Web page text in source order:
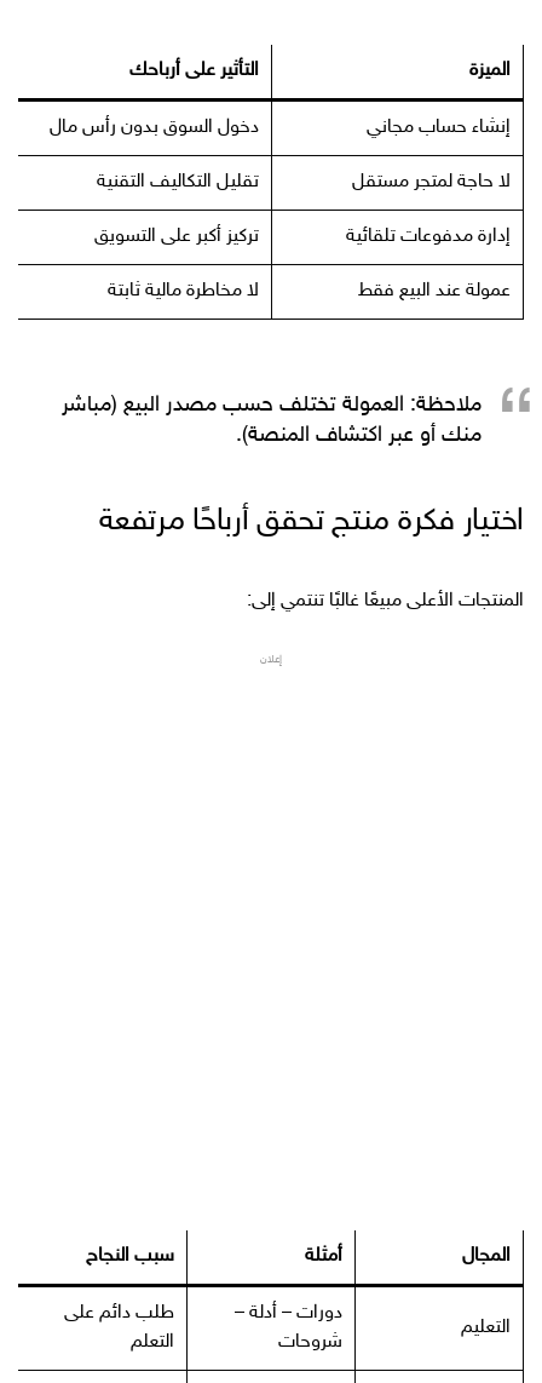
الميزة التأثير على أرباحك
إنشاء حساب مجاني دخول السوق بدون رأس مال
لا حاجة لمتجر مستقل تقليل التكاليف التقنية
إدارة مدفوعات تلقائية تركيز أكبر على التسويق
عمولة عند البيع فقط لا مخاطرة مالية ثابتة
ملاحظة: العمولة تختلف حسب مصدر البيع (مباشر
منك أو عبر اكتشاف المنصة).
اختيار فكرة منتج تحقق أرباحًا مرتفعة
المنتجات الأعلى مبيعًا غالبًا تنتمي إلى:
إعلان
المجال أمثلة سبب النجاح
التعليم
دورات – أدلة –
شروحات
طلب دائم على
التعلم